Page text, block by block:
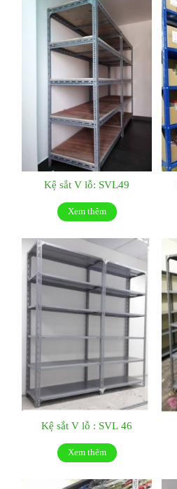
Kệ sắt V lỗ: SVL49
Xem thêm
Kệ sắt V lỗ : SVL 46
Xem thêm